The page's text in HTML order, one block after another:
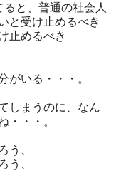
と、普通の社会人
と受け止めるべき
止めるべき
がいる・・・。
しまうのに、なん
・・・。
う、
う、